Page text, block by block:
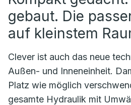
gebaut. Die
auf kleinstem
Clever ist auch das neue
Außen- und Inneneinheit.
Platz wie möglich
gesamte Hydraulik mit